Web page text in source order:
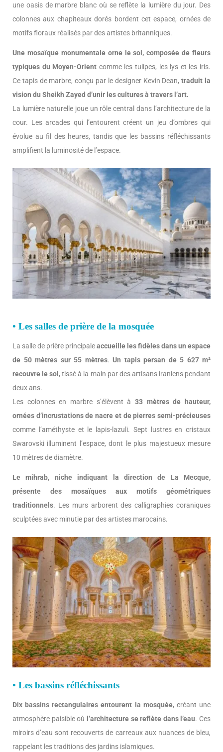
une oasis de marbre blanc où se reflète la lumière du jour. Des
colonnes aux chapiteaux dorés bordent cet espace, ornées de
motifs floraux réalisés par des artistes britanniques.
Une mosaïque monumentale orne le sol, composée de fleurs
typiques du Moyen-Orient comme les tulipes, les lys et les iris.
Ce tapis de marbre, conçu par le designer Kevin Dean,traduit la
vision du Sheikh Zayed d’unir les cultures à travers l’art.
La lumière naturelle joue un rôle central dans l’architecture de la
cour. Les arcades qui l’entourent créent un jeu d’ombres qui
évolue au fil des heures, tandis que les bassins réfléchissants
amplifient la luminosité de l’espace.
• Les salles de prière de la mosquée
La salle de prière principaleaccueille les fidèles dans un espace
de 50 mètres sur 55 mètres. Un tapis persan de 5 627 m²
recouvre le sol , tissé à la main par des artisans iraniens pendant
deux ans.
Les colonnes en marbre s’élèvent à 33 mètres de hauteur,
ornées d’incrustations de nacre et de pierres semi-précieuses
comme l’améthyste et le lapis-lazuli. Sept lustres en cristaux
Swarovski illuminent l’espace, dont le plus majestueux mesure
10 mètres de diamètre.
Le mihrab, niche indiquant la direction de La Mecque,
présente des mosaïques aux motifs géométriques
traditionnels. Les murs arborent des calligraphies coraniques
sculptées avec minutie par des artistes marocains.
• Les bassins réfléchissants
Dix bassins rectangulaires entourent la mosquée, créant une
atmosphère paisible où l’architecture se reflète dans l’eau. Ces
miroirs d’eau sont recouverts de carreaux aux nuances de bleu,
rappelant les traditions des jardins islamiques.